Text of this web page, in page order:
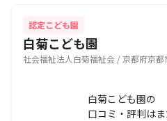
認定こども園
白菊こども園
社会福祉法人白菊福祉会 / 京都府京
白菊こども園の
口コミ・評判は